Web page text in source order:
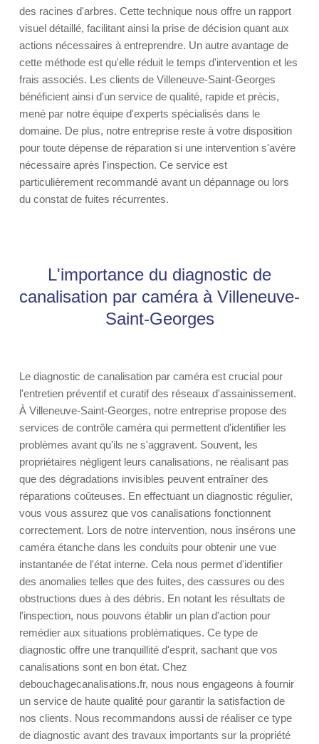
des racines d'arbres. Cette technique nous offre un rapport
visuel détaillé, facilitant ainsi la prise de décision quant aux
actions nécessaires à entreprendre. Un autre avantage de
cette méthode est qu'elle réduit le temps d'intervention et les
frais associés. Les clients de Villeneuve-Saint-Georges
bénéficient ainsi d'un service de qualité, rapide et précis,
mené par notre équipe d'experts spécialisés dans le
domaine. De plus, notre entreprise reste à votre disposition
pour toute dépense de réparation si une intervention s'avère
nécessaire après l'inspection. Ce service est
particulièrement recommandé avant un dépannage ou lors
du constat de fuites récurrentes.
L'importance du diagnostic de
canalisation par caméra à Villeneuve-
Saint-Georges
Le diagnostic de canalisation par caméra est crucial pour
l'entretien préventif et curatif des réseaux d'assainissement.
À Villeneuve-Saint-Georges, notre entreprise propose des
services de contrôle caméra qui permettent d'identifier les
problèmes avant qu'ils ne s'aggravent. Souvent, les
propriétaires négligent leurs canalisations, ne réalisant pas
que des dégradations invisibles peuvent entraîner des
réparations coûteuses. En effectuant un diagnostic régulier,
vous vous assurez que vos canalisations fonctionnent
correctement. Lors de notre intervention, nous insérons une
caméra étanche dans les conduits pour obtenir une vue
instantanée de l'état interne. Cela nous permet d'identifier
des anomalies telles que des fuites, des cassures ou des
obstructions dues à des débris. En notant les résultats de
l'inspection, nous pouvons établir un plan d'action pour
remédier aux situations problématiques. Ce type de
diagnostic offre une tranquillité d'esprit, sachant que vos
canalisations sont en bon état. Chez
debouchagecanalisations.fr, nous nous engageons à fournir
un service de haute qualité pour garantir la satisfaction de
nos clients. Nous recommandons aussi de réaliser ce type
de diagnostic avant des travaux importants sur la propriété